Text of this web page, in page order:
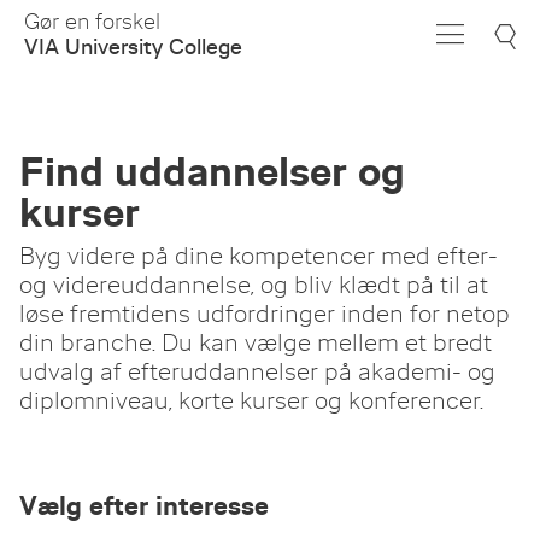
Skip
Main
Gør en forskel
VIA University College
Find uddannelser og
kurser
Byg videre på dine kompetencer med efter-
og videreuddannelse, og bliv klædt på til at
løse fremtidens udfordringer inden for netop
din branche. Du kan vælge mellem et bredt
udvalg af efteruddannelser på akademi- og
diplomniveau, korte kurser og konferencer.
Vælg efter interesse